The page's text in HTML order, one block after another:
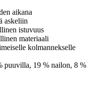
aikana
askeliin
istuvuus
materiaali
kolmannekselle
puuvilla, 19 % nailon, 8 %